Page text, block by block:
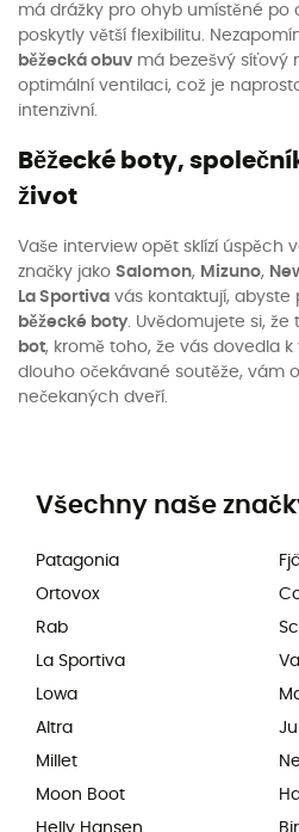
má drážky pro ohyb umístěné po
poskytly větší flexibilitu.
běžecká obuv má bezešvý síťový
optimální ventilaci, což je
intenzivní.
Běžecké boty,
život
Vaše interview opět sklízí úspěch
značky jako Salomon, Mizuno,
La Sportiva vás kontaktují, abyste
běžecké boty. Uvědomujete si, že
bot, kromě toho, že vás dovedla
dlouho očekávané soutěže, vám
nečekaných dveří.
Všechny naše
Patagonia
Ortovox
Rab
La Sportiva
Lowa
Altra
Millet
Moon Boot
Helly Hansen